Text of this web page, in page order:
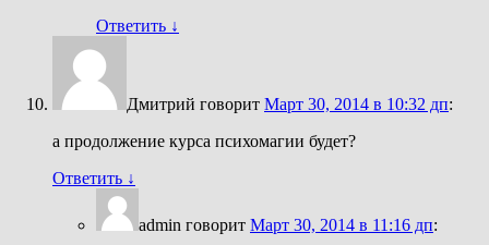
Ответить ↓
Дмитрий говорит Март 30, 2014 в 10:32 дп:
а продолжение курса психомагии будет?
Ответить ↓
admin говорит Март 30, 2014 в 11:16 дп: